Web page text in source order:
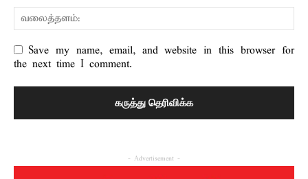
Save my name, email, and website in this browser for
the next time I comment.
- Advertisement -